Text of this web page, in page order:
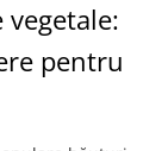
pentru